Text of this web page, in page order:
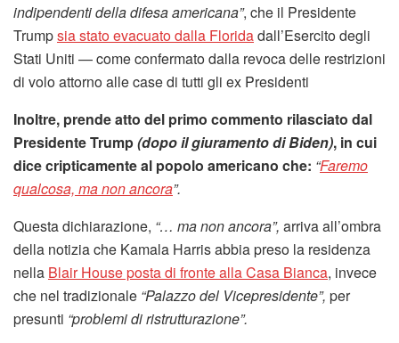
indipendenti della difesa americana”, che il Presidente
Trumpsia stato evacuato dalla Floridadall’Esercito degli
Stati Uniti — come confermato dalla revoca delle restrizioni
di volo attorno alle case di tutti gli ex Presidenti
Inoltre, prende atto del primo commento rilasciato dal
Presidente Trump(dopo il giuramento di Biden), in cui
dice cripticamente al popolo americano che: “Faremo
qualcosa, ma non ancora”.
Questa dichiarazione, “… ma non ancora”, arriva all’ombra
della notizia che Kamala Harris abbia preso la residenza
nella Blair House posta di fronte alla Casa Bianca, invece
che nel tradizionale “Palazzo del Vicepresidente”, per
presunti “problemi di ristrutturazione”.